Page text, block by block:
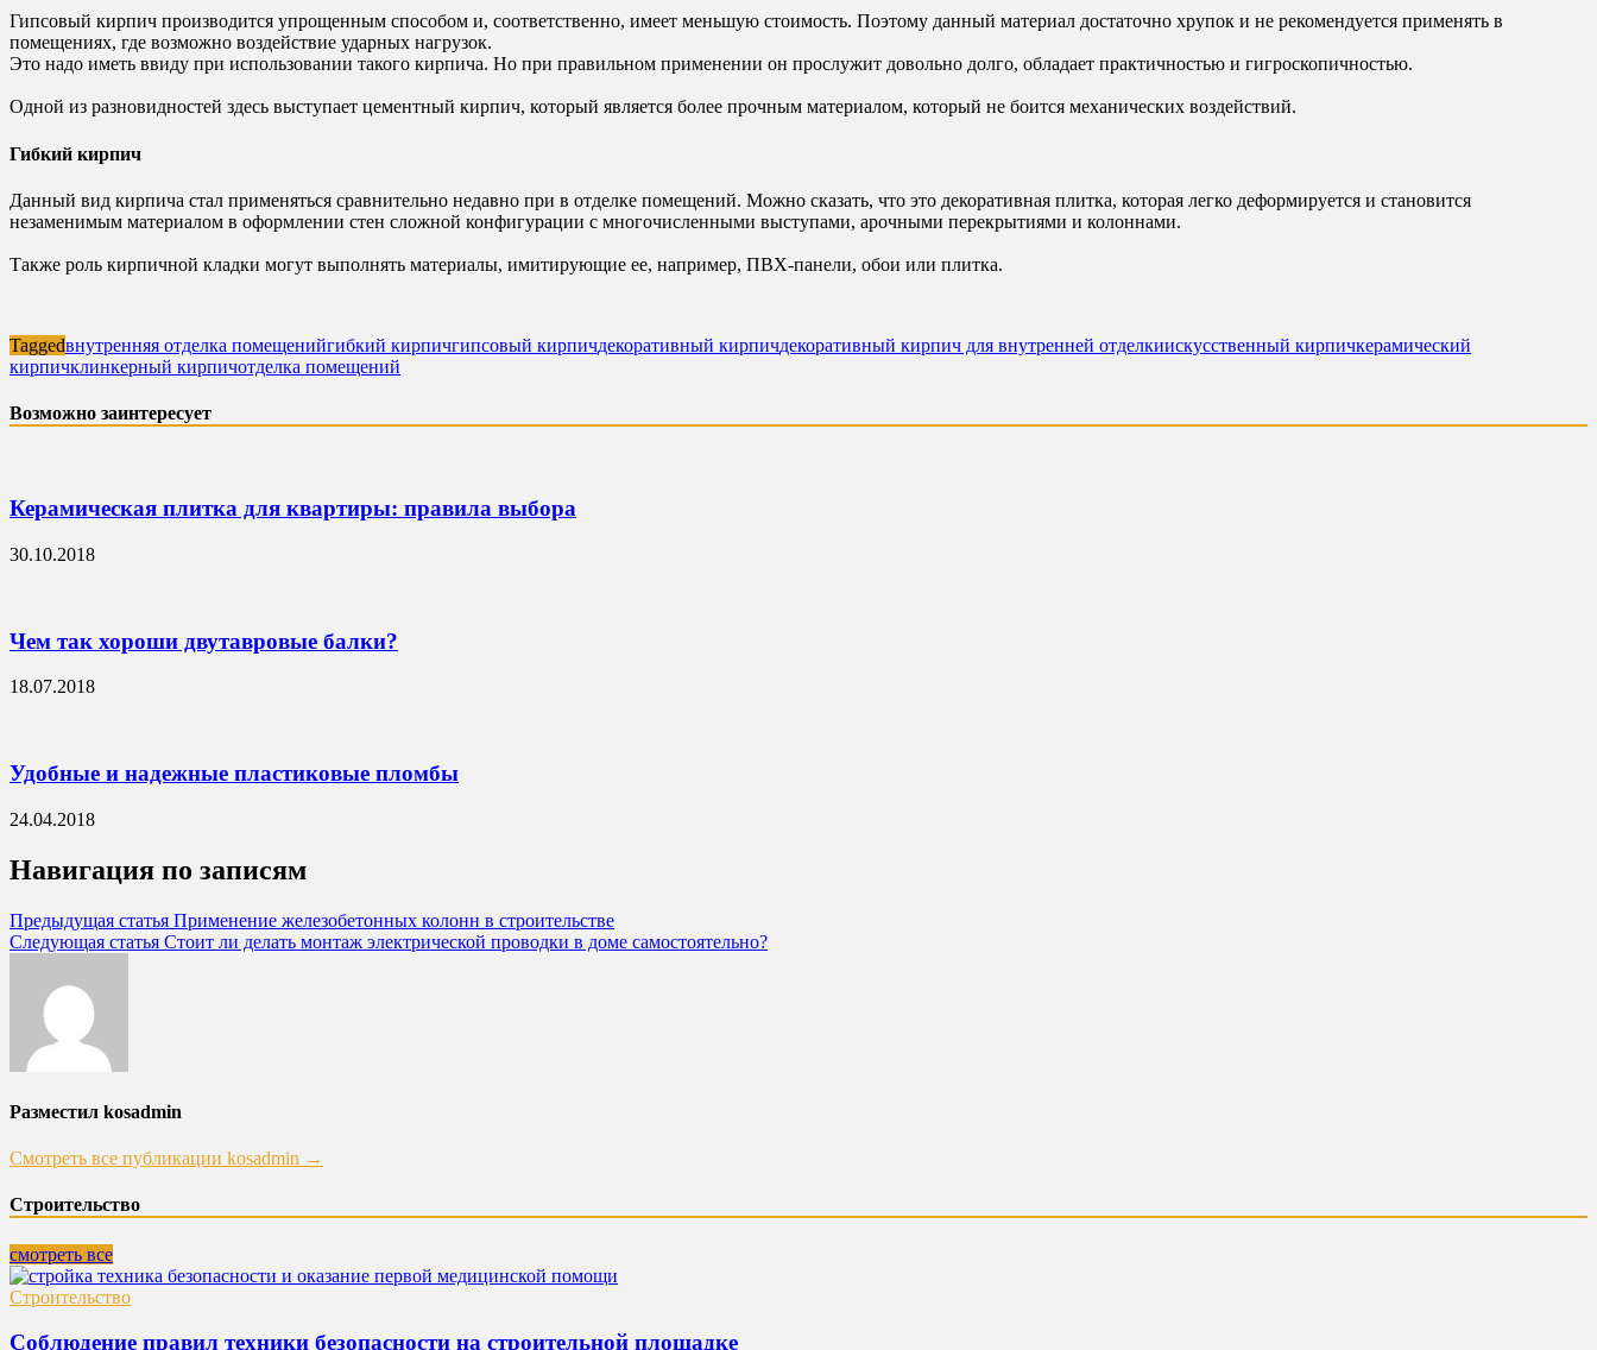
Гипсовый кирпич производится упрощенным способом и, соответственно, имеет меньшую стоимость. Поэтому данный материал достаточно хрупок и не рекомендуется применять в
помещениях, где возможно воздействие ударных нагрузок.
Это надо иметь ввиду при использовании такого кирпича. Но при правильном применении он прослужит довольно долго, обладает практичностью и гигроскопичностью.
Одной из разновидностей здесь выступает цементный кирпич, который является более прочным материалом, который не боится механических воздействий.
Гибкий кирпич
Данный вид кирпича стал применяться сравнительно недавно при в отделке помещений. Можно сказать, что это декоративная плитка, которая легко деформируется и становится
незаменимым материалом в оформлении стен сложной конфигурации с многочисленными выступами, арочными перекрытиями и колоннами.
Также роль кирпичной кладки могут выполнять материалы, имитирующие ее, например, ПВХ-панели, обои или плитка.
Taggedвнутренняя отделка помещенийгибкий кирпичгипсовый кирпичдекоративный кирпичдекоративный кирпич для внутренней отделкиискусственный кирпичкерамический
кирпичклинкерный кирпичотделка помещений
Возможно заинтересует
Керамическая плитка для квартиры: правила выбора
30.10.2018
Чем так хороши двутавровые балки?
18.07.2018
Удобные и надежные пластиковые пломбы
24.04.2018
Навигация по записям
Предыдущая статья Применение железобетонных колонн в строительстве
Следующая статья Стоит ли делать монтаж электрической проводки в доме самостоятельно?
Разместил kosadmin
Смотреть все публикации kosadmin →
Строительство
смотреть все
Строительство
Соблюдение правил техники безопасности на строительной площадке